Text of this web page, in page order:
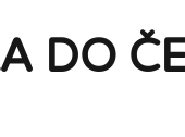
DO